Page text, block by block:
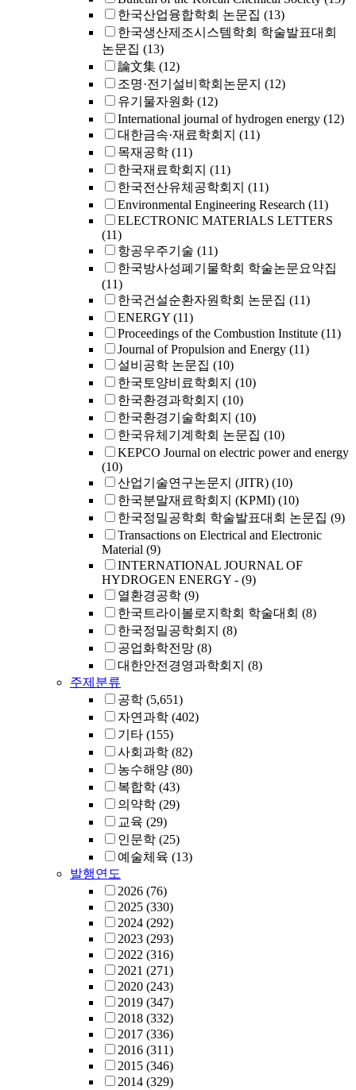
한국산업융합학회 논문집 (13)
한국생산제조시스템학회 학술발표대회
논문집 (13)
論文集 (12)
조명·전기설비학회논문지 (12)
유기물자원화 (12)
International journal of hydrogen energy (12)
대한금속·재료학회지 (11)
목재공학 (11)
한국재료학회지 (11)
한국전산유체공학회지 (11)
Environmental Engineering Research (11)
ELECTRONIC MATERIALS LETTERS
(11)
항공우주기술 (11)
한국방사성폐기물학회 학술논문요약집
(11)
한국건설순환자원학회 논문집 (11)
ENERGY (11)
Proceedings of the Combustion Institute (11)
Journal of Propulsion and Energy (11)
설비공학 논문집 (10)
한국토양비료학회지 (10)
한국환경과학회지 (10)
한국환경기술학회지 (10)
한국유체기계학회 논문집 (10)
KEPCO Journal on electric power and energy
(10)
산업기술연구논문지 (JITR) (10)
한국분말재료학회지 (KPMI) (10)
한국정밀공학회 학술발표대회 논문집 (9)
Transactions on Electrical and Electronic
Material (9)
INTERNATIONAL JOURNAL OF
HYDROGEN ENERGY - (9)
열환경공학 (9)
한국트라이볼로지학회 학술대회 (8)
한국정밀공학회지 (8)
공업화학전망 (8)
대한안전경영과학회지 (8)
주제분류
공학 (5,651)
자연과학 (402)
기타 (155)
사회과학 (82)
농수해양 (80)
복합학 (43)
의약학 (29)
교육 (29)
인문학 (25)
예술체육 (13)
발행연도
2026 (76)
2025 (330)
2024 (292)
2023 (293)
2022 (316)
2021 (271)
2020 (243)
2019 (347)
2018 (332)
2017 (336)
2016 (311)
2015 (346)
2014 (329)